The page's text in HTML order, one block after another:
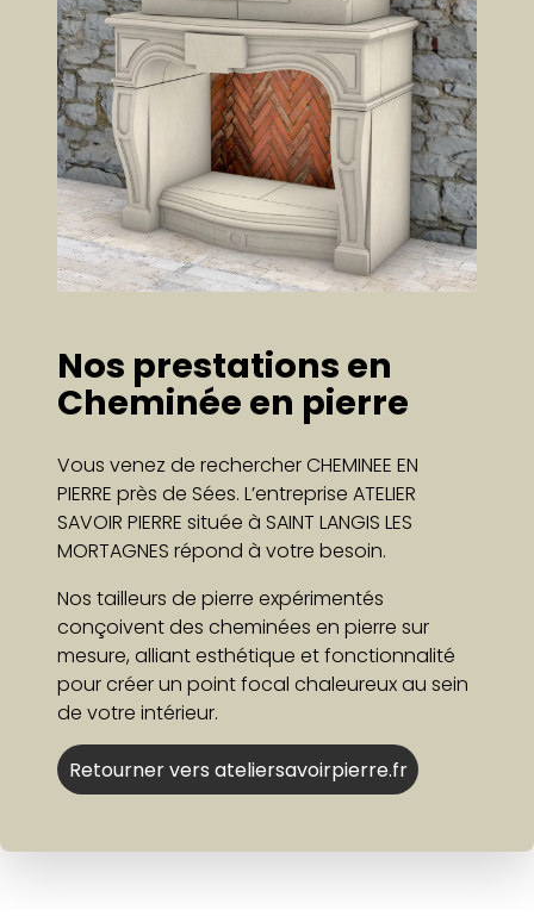
Nos prestations en
Cheminée en pierre
Vous venez de rechercher CHEMINEE EN
PIERRE près de Sées. L’entreprise ATELIER
SAVOIR PIERRE située à SAINT LANGIS LES
MORTAGNES répond à votre besoin.
Nos tailleurs de pierre expérimentés
conçoivent des cheminées en pierre sur
mesure, alliant esthétique et fonctionnalité
pour créer un point focal chaleureux au sein
de votre intérieur.
Retourner vers ateliersavoirpierre.fr